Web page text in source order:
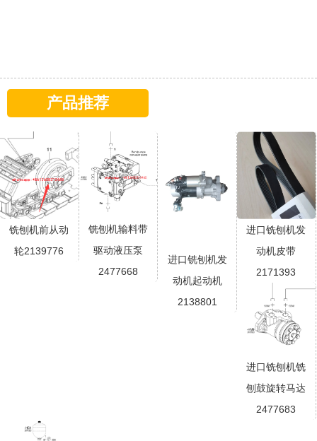
产品推荐
铣刨机前从动
轮2139776
铣刨机输料带
驱动液压泵
2477668
进口铣刨机发
动机起动机
2138801
进口铣刨机发
动机皮带
2171393
进口铣刨机铣
刨鼓旋转马达
2477683